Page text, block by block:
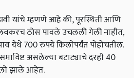
यांचे म्हणणे आहे की, पूरस्थिती आणि
ठोस पावले उचलली गेली नाहीत,
येथे 700 रुपये किलोपर्यंत पोहोचतील.
असलेल्या बटाट्याचे दरही 40
झाले आहेत.